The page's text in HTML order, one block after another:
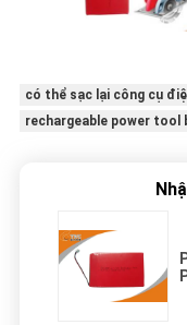
có thể sạc lại công cụ
rechargeable power tool